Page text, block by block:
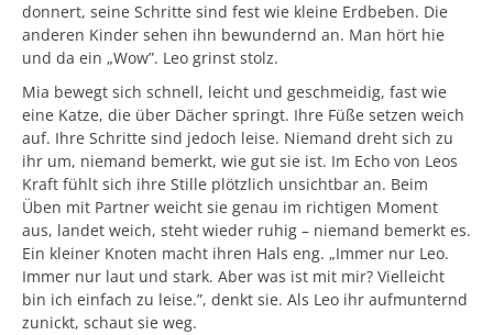
donnert, seine Schritte sind fest wie kleine Erdbeben. Die
anderen Kinder sehen ihn bewundernd an. Man hört hie
und da ein „Wow”. Leo grinst stolz.
Mia bewegt sich schnell, leicht und geschmeidig, fast wie
eine Katze, die über Dächer springt. Ihre Füße setzen weich
auf. Ihre Schritte sind jedoch leise. Niemand dreht sich zu
ihr um, niemand bemerkt, wie gut sie ist. Im Echo von Leos
Kraft fühlt sich ihre Stille plötzlich unsichtbar an. Beim
Üben mit Partner weicht sie genau im richtigen Moment
aus, landet weich, steht wieder ruhig – niemand bemerkt es.
Ein kleiner Knoten macht ihren Hals eng. „Immer nur Leo.
Immer nur laut und stark. Aber was ist mit mir? Vielleicht
bin ich einfach zu leise.”, denkt sie. Als Leo ihr aufmunternd
zunickt, schaut sie weg.